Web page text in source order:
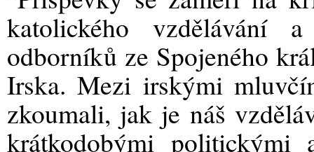
katolického vzdělávání
odborníků ze Spojeného
Irska. Mezi irskými
zkoumali, jak je náš
krátkodobými